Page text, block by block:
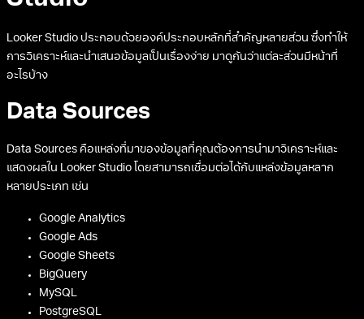
Looker Studio ประกอบด้วยองค์ประกอบหลักที่สำคัญหลายส่วน ซึ่งทำให้
การวิเคราะห์และนำเสนอข้อมูลเป็นเรื่องง่าย มาดูกันว่าแต่ละส่วนมีหน้าที่
อะไรบ้าง
Data Sources
Data Sources คือแหล่งที่มาของข้อมูลที่คุณต้องการนำมาวิเคราะห์และ
แสดงผลใน Looker Studio โดยสามารถเชื่อมต่อได้กับแหล่งข้อมูลหลาก
หลายประเภท เช่น
Google Analytics
Google Ads
Google Sheets
BigQuery
MySQL
PostgreSQL